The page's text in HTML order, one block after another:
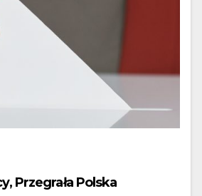
Przegrała Polska